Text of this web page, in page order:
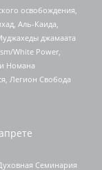
освобождения,
Аль-Каида,
джамаата
White Power,
Номана
Легион Свобода
Семинария